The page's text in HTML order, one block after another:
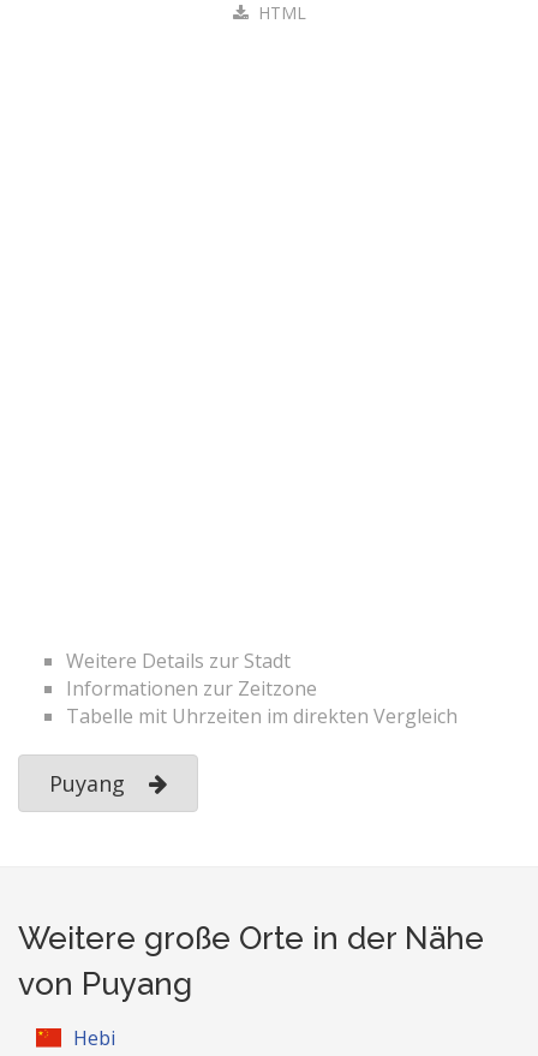
HTML
Weitere Details zur Stadt
Informationen zur Zeitzone
Tabelle mit Uhrzeiten im direkten Vergleich
Puyang
Weitere große Orte in der Nähe
von Puyang
Hebi